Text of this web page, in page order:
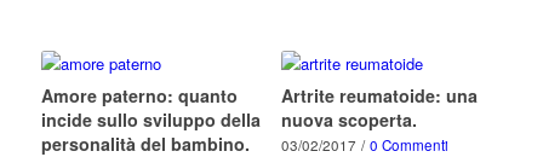
Amore paterno: quanto
incide sullo sviluppo della
personalità del bambino.
Artrite reumatoide: una
nuova scoperta.
03/02/2017 / 0 Commenti